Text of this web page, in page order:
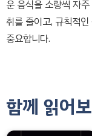
운 음식을 소량씩 자
취를 줄이고, 규칙적
중요합니다.
함께 읽어